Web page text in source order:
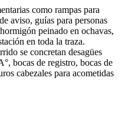
como rampas para
aviso, guías para personas
peinado en ochavas,
en toda la traza.
se concretan desagües
bocas de registro, bocas de
cabezales para acometidas